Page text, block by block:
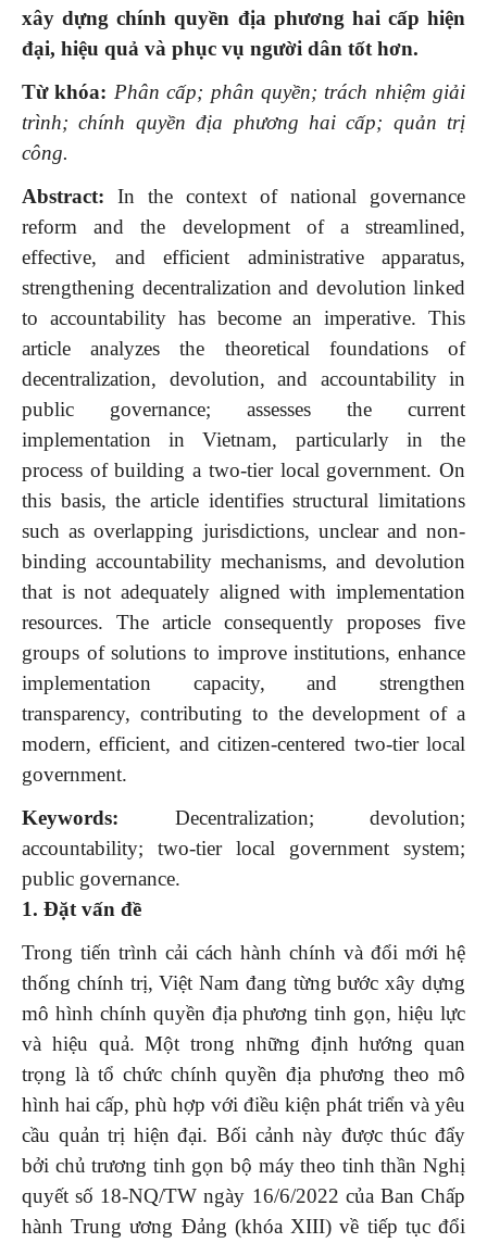
xây dựng chính quyền địa phương hai cấp hiện
đại, hiệu quả và phục vụ người dân tốt hơn.
Từ khóa: Phân cấp; phân quyền; trách nhiệm giải
trình; chính quyền địa phương hai cấp; quản trị
công.
Abstract:
In the context of national governance
reform and the development of a streamlined,
effective, and efficient administrative apparatus,
strengthening decentralization and devolution linked
to accountability has become an imperative. This
article analyzes the theoretical foundations of
decentralization, devolution, and accountability in
public governance; assesses the current
implementation in Vietnam, particularly in the
process of building a two-tier local government. On
this basis, the article identifies structural limitations
such as overlapping jurisdictions, unclear and non-
binding accountability mechanisms, and devolution
that is not adequately aligned with implementation
resources. The article consequently proposes five
groups of solutions to improve institutions, enhance
implementation capacity, and strengthen
transparency, contributing to the development of a
modern, efficient, and citizen-centered two-tier local
government.
Keywords: Decentralization; devolution;
accountability; two-tier local government system;
public governance.
1. Đặt vấn đề
Trong tiến trình cải cách hành chính và đổi mới hệ
thống chính trị, Việt Nam đang từng bước xây dựng
mô hình chính quyền địa phương tinh gọn, hiệu lực
và hiệu quả. Một trong những định hướng quan
trọng là tổ chức chính quyền địa phương theo mô
hình hai cấp, phù hợp với điều kiện phát triển và yêu
cầu quản trị hiện đại. Bối cảnh này được thúc đẩy
bởi chủ trương tinh gọn bộ máy theo tinh thần Nghị
quyết số 18-NQ/TW ngày 16/6/2022 của Ban Chấp
hành Trung ương Đảng (khóa XIII) về tiếp tục đổi